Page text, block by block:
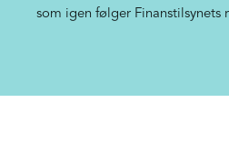
som igen følger Finanstilsynets